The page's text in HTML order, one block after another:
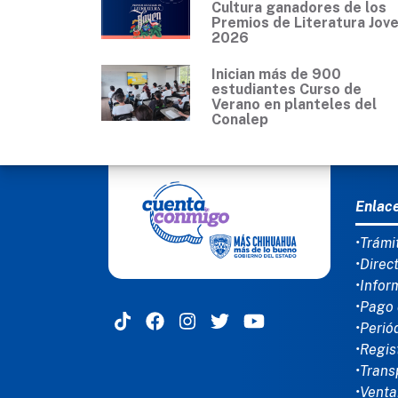
Cultura ganadores de los
Premios de Literatura
2026
Inician más de 900
estudiantes Curso de
Verano en planteles del
Conalep